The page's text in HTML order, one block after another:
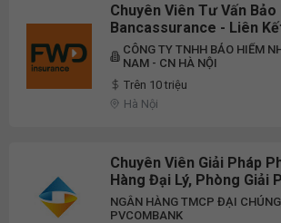
Chuyên Viên Tư Vấn Bảo
Bancassurance - Liên
Vietcombank
CÔNG TY TNHH BẢO HIỂM
NAM - CN HÀ NỘI
Trên 10 triệu
Hà Nội
Chuyên Viên Giải Pháp
Hàng Đại Lý, Phòng Giải
Dụng, Khối Khách Hàng
NGÂN HÀNG TMCP ĐẠI
PVCOMBANK